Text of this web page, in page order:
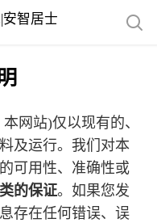
|安智居士
网站)仅以现有的、
及运行。我们对本
可用性、准确性或
的保证。如果您发
存在任何错误、误